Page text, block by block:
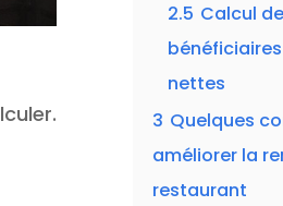
2.5 Calcul
nettes
3 Quelques
améliorer la
restaurant